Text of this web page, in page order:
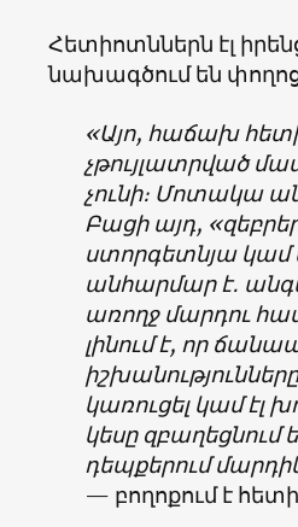
Հետիոտններն էլ
նախագծում են
«Այո, հաճախ
չթույլատրված
չունի։ Մոտակա
Բացի այդ,
ստորգետնյա կամ
անհարմար է․
առողջ մարդու
լինում է, որ
կառուցել կամ էլ
կեսը զբաղեցնում
դեպքերում
— բողոքում է